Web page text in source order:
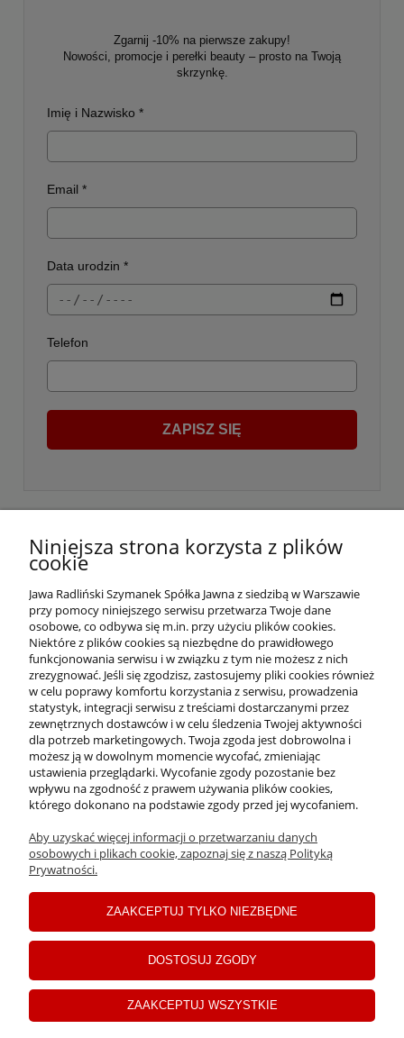
Zgarnij -10% na pierwsze zakupy!
Nowości, promocje i perełki beauty – prosto na Twoją
skrzynkę.
Imię i Nazwisko *
Email *
Data urodzin *
Telefon
ZAPISZ SIĘ
OFERTA
O NAS
INFORMACJE
PŁATNOŚCI I DOSTAWA
opyrights ©2024 Drogerie Jawa
pokaż pełną wersję strony
Sklep internetowy Shoper Premium
Niniejsza strona korzysta z plików
cookie
Jawa Radliński Szymanek Spółka Jawna z siedzibą w Warszawie
przy pomocy niniejszego serwisu przetwarza Twoje dane
osobowe, co odbywa się m.in. przy użyciu plików cookies.
Niektóre z plików cookies są niezbędne do prawidłowego
funkcjonowania serwisu i w związku z tym nie możesz z nich
zrezygnować. Jeśli się zgodzisz, zastosujemy pliki cookies również
w celu poprawy komfortu korzystania z serwisu, prowadzenia
statystyk, integracji serwisu z treściami dostarczanymi przez
zewnętrznych dostawców i w celu śledzenia Twojej aktywności
dla potrzeb marketingowych. Twoja zgoda jest dobrowolna i
możesz ją w dowolnym momencie wycofać, zmieniając
ustawienia przeglądarki. Wycofanie zgody pozostanie bez
wpływu na zgodność z prawem używania plików cookies,
którego dokonano na podstawie zgody przed jej wycofaniem.
Aby uzyskać więcej informacji o przetwarzaniu danych
osobowych i plikach cookie, zapoznaj się z naszą Polityką
Prywatności.
ZAAKCEPTUJ TYLKO NIEZBĘDNE
DOSTOSUJ ZGODY
ZAAKCEPTUJ WSZYSTKIE